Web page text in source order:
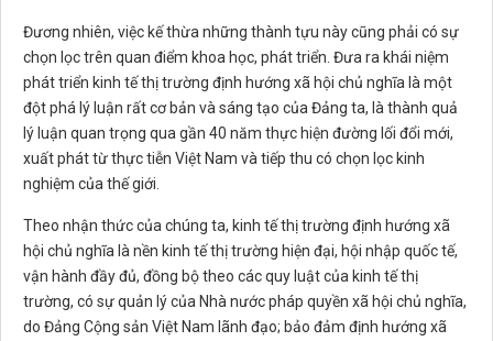
Đương nhiên, việc kế thừa những thành tựu này cũng phải có sự
chọn lọc trên quan điểm khoa học, phát triển. Đưa ra khái niệm
phát triển kinh tế thị trường định hướng xã hội chủ nghĩa là một
đột phá lý luận rất cơ bản và sáng tạo của Đảng ta, là thành quả
lý luận quan trọng qua gần 40 năm thực hiện đường lối đổi mới,
xuất phát từ thực tiễn Việt Nam và tiếp thu có chọn lọc kinh
nghiệm của thế giới.
Theo nhận thức của chúng ta, kinh tế thị trường định hướng xã
hội chủ nghĩa là nền kinh tế thị trường hiện đại, hội nhập quốc tế,
vận hành đầy đủ, đồng bộ theo các quy luật của kinh tế thị
trường, có sự quản lý của Nhà nước pháp quyền xã hội chủ nghĩa,
do Đảng Cộng sản Việt Nam lãnh đạo; bảo đảm định hướng xã